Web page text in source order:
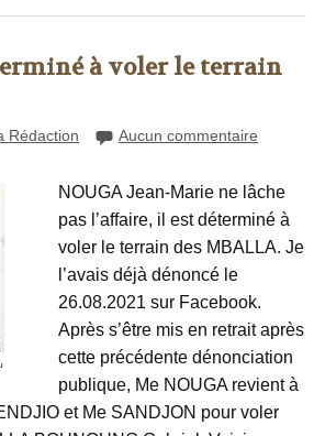
à voler le terrain
Rédaction Aucun commentaire
NOUGA Jean-Marie ne lâche
pas l’affaire, il est déterminé à
voler le terrain des MBALLA. Je
l’avais déjà dénoncé le
26.08.2021 sur Facebook.
Après s’être mis en retrait après
cette précédente dénonciation
publique, Me NOUGA revient à
et Me SANDJON pour voler